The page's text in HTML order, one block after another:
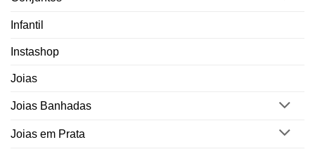
Infantil
Instashop
Joias
Joias Banhadas
Joias em Prata